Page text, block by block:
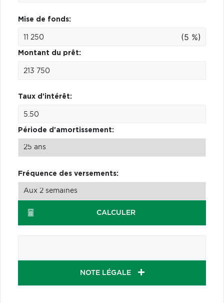
Mise de fonds:
(5 %)
Montant du prêt:
Taux d'intérêt:
Période d'amortissement:
Fréquence des versements:
CALCULER
NOTE LÉGALE